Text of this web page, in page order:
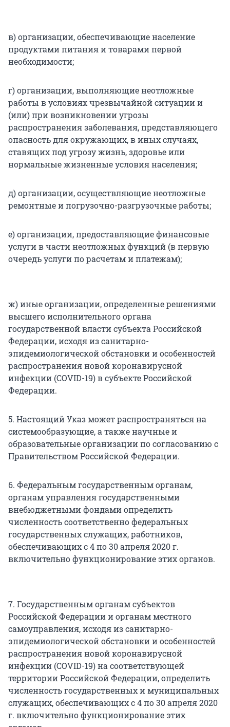
в) организации, обеспечивающие население
продуктами питания и товарами первой
необходимости;
г) организации, выполняющие неотложные
работы в условиях чрезвычайной ситуации и
(или) при возникновении угрозы
распространения заболевания, представляющего
опасность для окружающих, в иных случаях,
ставящих под угрозу жизнь, здоровье или
нормальные жизненные условия населения;
д) организации, осуществляющие неотложные
ремонтные и погрузочно-разгрузочные работы;
е) организации, предоставляющие финансовые
услуги в части неотложных функций (в первую
очередь услуги по расчетам и платежам);
ж) иные организации, определенные решениями
высшего исполнительного органа
государственной власти субъекта Российской
Федерации, исходя из санитарно-
эпидемиологической обстановки и особенностей
распространения новой коронавирусной
инфекции (COVID-19) в субъекте Российской
Федерации.
5. Настоящий Указ может распространяться на
системообразующие, а также научные и
образовательные организации по согласованию с
Правительством Российской Федерации.
6. Федеральным государственным органам,
органам управления государственными
внебюджетными фондами определить
численность соответственно федеральных
государственных служащих, работников,
обеспечивающих с 4 по 30 апреля 2020 г.
включительно функционирование этих органов.
7. Государственным органам субъектов
Российской Федерации и органам местного
самоуправления, исходя из санитарно-
эпидемиологической обстановки и особенностей
распространения новой коронавирусной
инфекции (COVID-19) на соответствующей
территории Российской Федерации, определить
численность государственных и муниципальных
служащих, обеспечивающих с 4 по 30 апреля 2020
г. включительно функционирование этих